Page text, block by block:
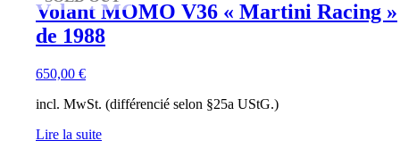
Volant MOMO V36 « Martini Racing »
de 1988
650,00 €
incl. MwSt. (différencié selon §25a UStG.)
Lire la suite